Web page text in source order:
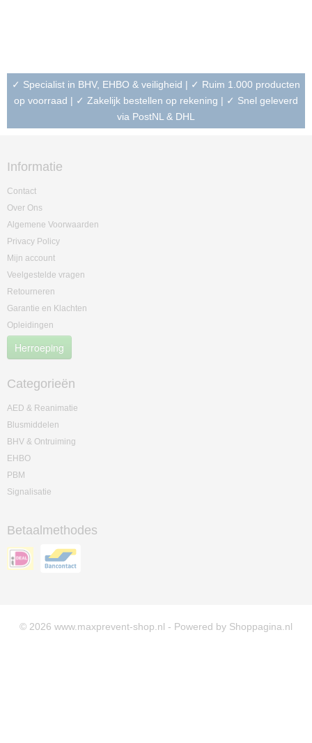
✓ Specialist in BHV, EHBO & veiligheid | ✓ Ruim 1.000 producten
op voorraad | ✓ Zakelijk bestellen op rekening | ✓ Snel geleverd
via PostNL & DHL
Informatie
Contact
Over Ons
Algemene Voorwaarden
Privacy Policy
Mijn account
Veelgestelde vragen
Retourneren
Garantie en Klachten
Opleidingen
Herroeping
Categorieën
AED & Reanimatie
Blusmiddelen
BHV & Ontruiming
EHBO
PBM
Signalisatie
Betaalmethodes
© 2026 www.maxprevent-shop.nl - Powered by Shoppagina.nl